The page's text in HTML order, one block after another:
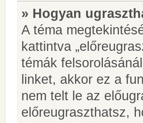
» Hogyan
A téma
kattintva
témák
linket, akkor ez a
nem telt le az
előreugraszthatsz,